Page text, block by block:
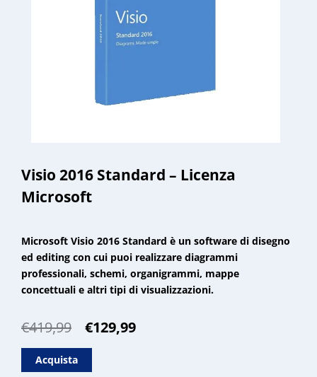
Visio 2016 Standard – Licenza
Microsoft
Microsoft Visio 2016 Standard è un software di disegno
ed editing con cui puoi realizzare diagrammi
professionali, schemi, organigrammi, mappe
concettuali e altri tipi di visualizzazioni.
€419,99
Il
€129,99Il
Acquista